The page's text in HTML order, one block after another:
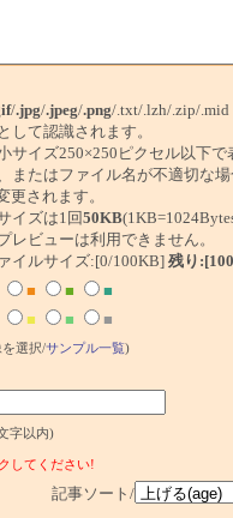
/.jpg/.jpeg/.png/.txt/.lzh/.zip/.mid
して認識されます。
サイズ250×250ピクセル以下で
またはファイル名が不適切な
されます。
イズは1回50KB
レビューは利用できません。
イルサイズ:[0/100KB]残り
■ ■
■
■ ■
■
選択/サンプル一覧)
字以内)
してください!
記事ソート/